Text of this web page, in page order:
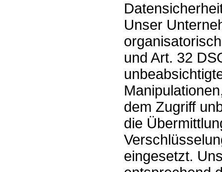
Unser
und Art. 32
dem Zugriff
die
eingesetzt.